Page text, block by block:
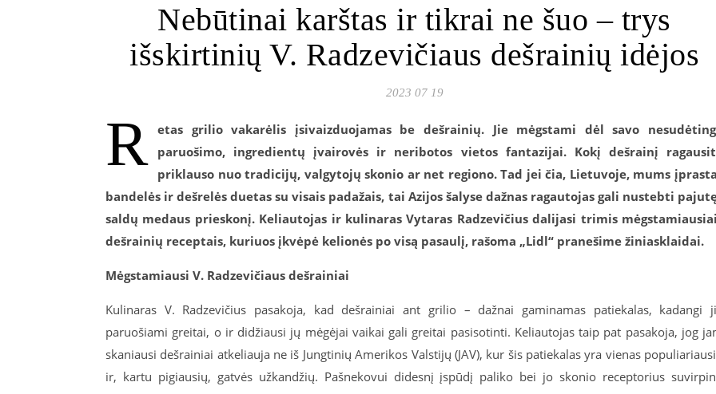
Nebūtinai karštas ir tikrai ne šuo – trys
išskirtinių V. Radzevičiaus dešrainių idėjos
2023 07 19
R etas grilio vakarėlis įsivaizduojamas be dešrainių. Jie mėgstami dėl savo
paruošimo, ingredientų įvairovės ir neribotos vietos fantazijai. Kokį dešrainį
priklauso nuo tradicijų, valgytojų skonio ar net regiono. Tad jei čia, Lietuvoje, mums
bandelės ir dešrelės duetas su visais padažais, tai Azijos šalyse dažnas ragautojas gali nustebti
saldų medaus prieskonį. Keliautojas ir kulinaras Vytaras Radzevičius dalijasi trimis
dešrainių receptais, kuriuos įkvėpė kelionės po visą pasaulį, rašoma „Lidl“ pranešime žiniasklaidai.
Mėgstamiausi V. Radzevičiaus dešrainiai
Kulinaras V. Radzevičius pasakoja, kad dešrainiai ant grilio – dažnai gaminamas patiekalas, kadangi
paruošiami greitai, o ir didžiausi jų mėgėjai vaikai gali greitai pasisotinti. Keliautojas taip pat pasakoja, jog
skaniausi dešrainiai atkeliauja ne iš Jungtinių Amerikos Valstijų (JAV), kur šis patiekalas yra vienas
ir, kartu pigiausių, gatvės užkandžių. Pašnekovui didesnį įspūdį paliko bei jo skonio receptorius